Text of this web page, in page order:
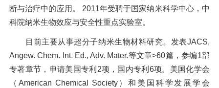
断与治疗中的应用。 2011年受聘于国家纳米科学中心，中
科院纳米生物效应与安全性重点实验室。
目前主要从事超分子纳米生物材料研究。发表JACS,
Angew. Chem. Int. Ed., Adv. Mater.等文章>60篇，参编1部
专著章节，申请美国专利2项，国内专利6项。美国化学会
（American Chemical Society）和美国科学发展学会